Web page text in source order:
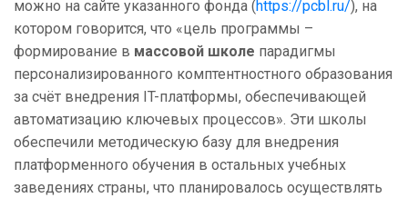
можно на сайте указанного фонда (https://pcbl.ru/), на
котором говорится, что «цель программы –
формирование в массовой школе парадигмы
персонализированного комптентностного образования
за счёт внедрения IT-платформы, обеспечивающей
автоматизацию ключевых процессов». Эти школы
обеспечили методическую базу для внедрения
платформенного обучения в остальных учебных
заведениях страны, что планировалось осуществлять